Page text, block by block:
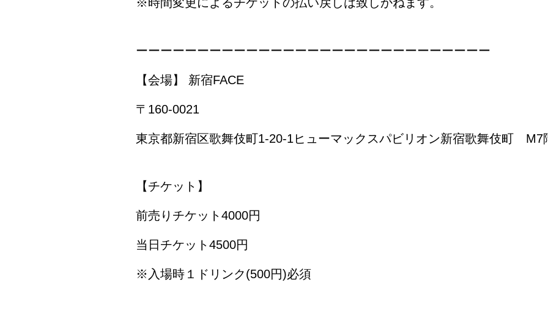
※時間変更によるチケットの払い戻しは致しかねます。
ーーーーーーーーーーーーーーーーーーーーーーーーーーーーー
【会場】 新宿FACE
〒160-0021
東京都新宿区歌舞伎町1-20-1ヒューマックスパビリオン新宿歌舞伎町 M7
【チケット】
前売りチケット4000円
当日チケット4500円
※入場時１ドリンク(500円)必須